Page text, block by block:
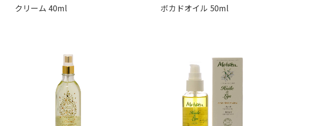
クリーム 40ml
ボカドオイル 50ml